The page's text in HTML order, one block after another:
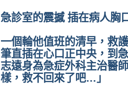
急診室的震撼 插在病人胸
一個輪他值班的清早，救
筆直插在心口正中央，到
志遠身為急症外科主治醫
樣，救不回來了吧…」